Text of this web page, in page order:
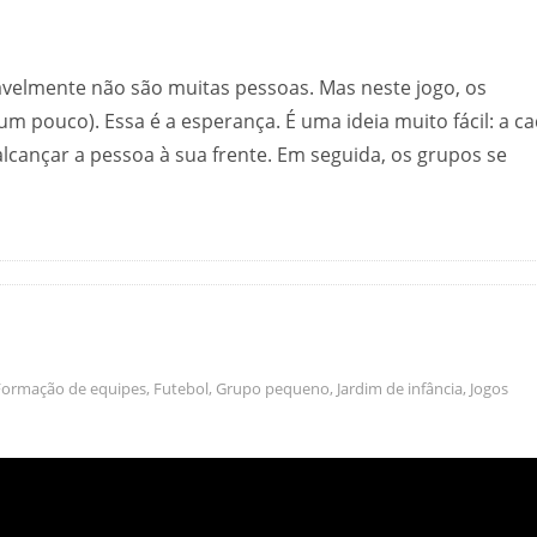
não são muitas pessoas. Mas neste jogo, os
pouco). Essa é a esperança. É uma ideia muito fácil: a
a pessoa à sua frente. Em seguida, os grupos se
de equipes, Futebol, Grupo pequeno, Jardim de infância, Jogos